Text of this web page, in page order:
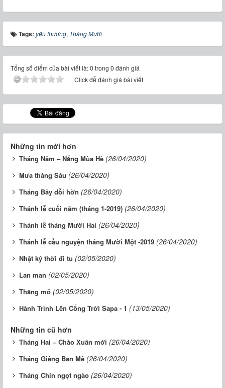
Tags: yêu thương, Tháng Mười
Tổng số điểm của bài viết là: 0 trong 0 đánh giá
Click để đánh giá bài viết
Những tin mới hơn
Tháng Năm – Nắng Mùa Hè (26/04/2020)
Mưa tháng Sáu (26/04/2020)
Tháng Bảy dỗi hờn (26/04/2020)
Thánh lễ cuối năm (tháng 1-2019) (26/04/2020)
Thánh lễ tháng Mười Hai (26/04/2020)
Thánh lễ cầu nguyện tháng Mười Một -2019 (26/04/2020)
Nhật ký thời đi tu (02/05/2020)
Lan man (02/05/2020)
Thằng mõ (02/05/2020)
Hành Trình Lên Cổng Trời Sapa - 1 (13/05/2020)
Những tin cũ hơn
Tháng Hai – Chào Xuân mới (26/04/2020)
Tháng Giêng Ban Mê (26/04/2020)
Tháng Chín ngọt ngào (26/04/2020)